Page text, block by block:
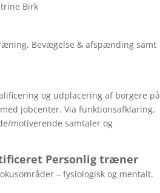
Birk
Bevægelse & afspænding samt
og udplacering af borgere på
jobcenter. Via funktionsafklaring,
motiverende samtaler og
Personlig træner
– fysiologisk og mentalt.